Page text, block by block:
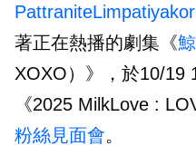
著正在熱播的劇集《
XOXO）》，於10/19
《2025 MilkLove :
粉絲 見面會。